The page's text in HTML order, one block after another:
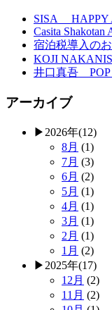
SISA HAPPY
Casita
宿泊税導入の
KOJI
井口真吾 POP
アーカイブ
▶ 2026年(12)
8月 (1)
7月 (3)
6月 (2)
5月 (1)
4月 (1)
3月 (1)
2月 (1)
1月 (2)
▶ 2025年(17)
12月 (2)
11月 (2)